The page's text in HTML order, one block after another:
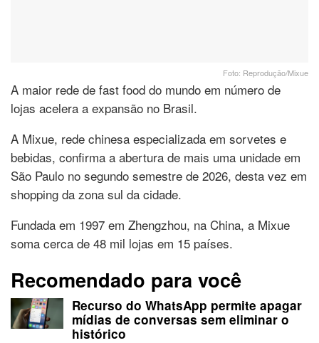
Foto: Reprodução/Mixue
A maior rede de fast food do mundo em número de
lojas acelera a expansão no Brasil.
A Mixue, rede chinesa especializada em sorvetes e
bebidas, confirma a abertura de mais uma unidade em
São Paulo no segundo semestre de 2026, desta vez em
shopping da zona sul da cidade.
Fundada em 1997 em Zhengzhou, na China, a Mixue
soma cerca de 48 mil lojas em 15 países.
Recomendado para você
Recurso do WhatsApp permite apagar
mídias de conversas sem eliminar o
histórico